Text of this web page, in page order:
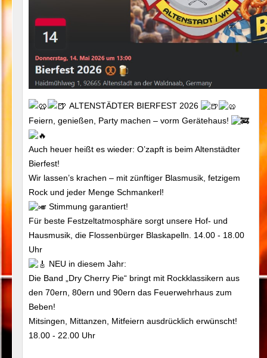
ALTENSTÄDTER BIERFEST 2026
Feiern, genießen, Party machen – vorm Gerätehaus!
Auch heuer heißt es wieder: O’zapft is beim Altenstädter
Bierfest!
Wir lassen’s krachen – mit zünftiger Blasmusik, fetzigem
Rock und jeder Menge Schmankerl!
Stimmung garantiert!
Für beste Festzeltatmosphäre sorgt unsere Hof- und
Hausmusik, die Flossenbürger Blaskapelln. 14.00 - 18.00
Uhr
NEU in diesem Jahr:
Die Band „Dry Cherry Pie“ bringt mit Rockklassikern aus
den 70ern, 80ern und 90ern das Feuerwehrhaus zum
Beben!
Mitsingen, Mittanzen, Mitfeiern ausdrücklich erwünscht!
18.00 - 22.00 Uhr